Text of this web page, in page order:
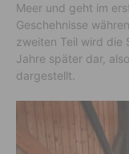
Meer und geht im
Geschehnisse
zweiten Teil wird die
Jahre später dar,
dargestellt.